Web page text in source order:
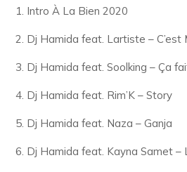
Intro À La Bien 2020
Dj Hamida feat. Lartiste – C’est
Dj Hamida feat. Soolking – Ça
Dj Hamida feat. Rim’K – Story
Dj Hamida feat. Naza – Ganja
Dj Hamida feat. Kayna Samet –